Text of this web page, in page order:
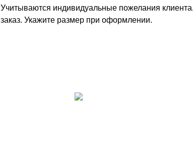
Учитываются индивидуальные пожелания
заказ. Укажите размер при оформлении.